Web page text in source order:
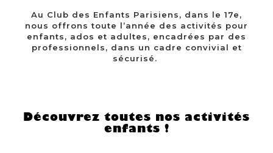
Au Club des Enfants Parisiens, dans le 17e,
nous offrons toute l’année des activités pour
enfants, ados et adultes, encadrées par des
professionnels, dans un cadre convivial et
sécurisé.
Découvrez toutes nos activités
enfants !